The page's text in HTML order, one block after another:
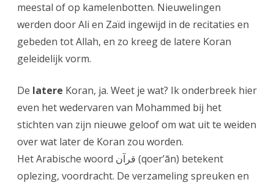
meestal of op kamelenbotten. Nieuwelingen
werden door Ali en Zaïd ingewijd in de recitaties en
gebeden tot Allah, en zo kreeg de latere Koran
geleidelijk vorm.
De latere Koran, ja. Weet je wat? Ik onderbreek hier
even het wedervaren van Mohammed bij het
stichten van zijn nieuwe geloof om wat uit te weiden
over wat later de Koran zou worden.
Het Arabische woord قرآن (qoer’ān) betekent
oplezing, voordracht. De verzameling spreuken en